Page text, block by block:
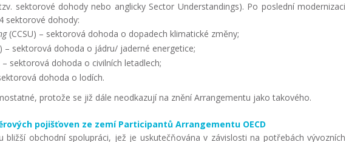
sektorové dohody nebo anglicky Sector Understandings). Po poslední modernizaci
sektorové dohody:
(CCSU) – sektorová dohoda o dopadech klimatické změny;
– sektorová dohoda o jádru/ jaderné energetice;
sektorová dohoda o civilních letadlech;
dohoda o lodích.
protože se již dále neodkazují na znění Arrangementu jako takového.
pojišťoven ze zemí Participantů Arrangementu OECD
bližší obchodní spolupráci, jež je uskutečňována v závislosti na potřebách vývozních